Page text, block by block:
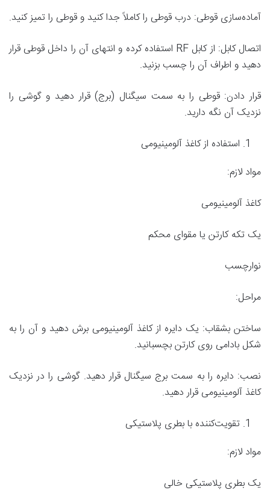
آماده‌سازی قوطی: درب قوطی را کاملاً جدا کنید و قوطی را تمیز کنید.
اتصال کابل: از کابل RF استفاده کرده و انتهای آن را داخل قوطی قرار
دهید و اطراف آن را چسب بزنید.
قرار دادن: قوطی را به سمت سیگنال (برج) قرار دهید و گوشی را
نزدیک آن نگه دارید.
استفاده از کاغذ آلومینیومی
مواد لازم:
کاغذ آلومینیومی
یک تکه کارتن یا مقوای محکم
نوارچسب
مراحل:
ساختن بشقاب: یک دایره از کاغذ آلومینیومی برش دهید و آن را به
شکل بادامی روی کارتن بچسبانید.
نصب: دایره را به سمت برج سیگنال قرار دهید. گوشی را در نزدیک
کاغذ آلومینیومی قرار دهید.
تقویت‌کننده با بطری پلاستیکی
مواد لازم:
یک بطری پلاستیکی خالی